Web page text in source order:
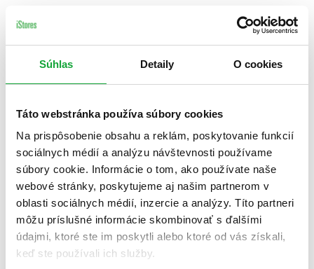
Súhlas Detaily O cookies
Táto webstránka používa súbory cookies
Na prispôsobenie obsahu a reklám, poskytovanie funkcií
sociálnych médií a analýzu návštevnosti používame
súbory cookie. Informácie o tom, ako používate naše
webové stránky, poskytujeme aj našim partnerom v
oblasti sociálnych médií, inzercie a analýzy. Títo partneri
môžu príslušné informácie skombinovať s ďalšími
údajmi, ktoré ste im poskytli alebo ktoré od vás získali,
keď ste používali ich služby.